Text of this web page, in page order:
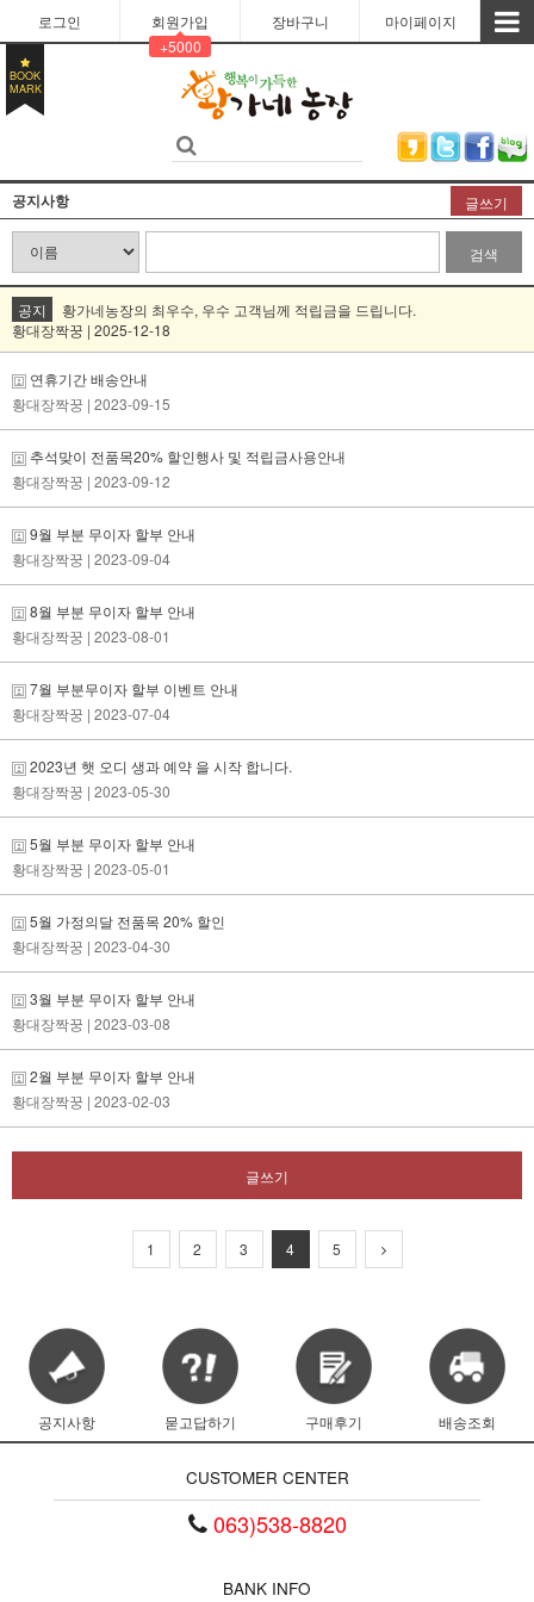
로그인
회원가입
+5000
장바구니 마이페이지
BOOK
MARK
공지사항 글쓰기
검색
공지
황가네농장의 최우수, 우수 고객님께 적립금을 드립니다.
황대장짝꿍 | 2025-12-18
연휴기간 배송안내
황대장짝꿍 | 2023-09-15
추석맞이 전품목20% 할인행사 및 적립금사용안내
황대장짝꿍 | 2023-09-12
9월 부분 무이자 할부 안내
황대장짝꿍 | 2023-09-04
8월 부분 무이자 할부 안내
황대장짝꿍 | 2023-08-01
7월 부분무이자 할부 이벤트 안내
황대장짝꿍 | 2023-07-04
2023년 햇 오디 생과 예약 을 시작 합니다.
황대장짝꿍 | 2023-05-30
5월 부분 무이자 할부 안내
황대장짝꿍 | 2023-05-01
5월 가정의달 전품목 20% 할인
황대장짝꿍 | 2023-04-30
3월 부분 무이자 할부 안내
황대장짝꿍 | 2023-03-08
2월 부분 무이자 할부 안내
황대장짝꿍 | 2023-02-03
글쓰기
1 2 3 4 5
공지사항 묻고답하기 구매후기 배송조회
CUSTOMER CENTER
063)538-8820
BANK INFO